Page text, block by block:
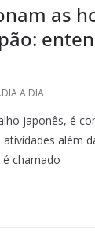
as
DIA A DIA
japonês, é
além
chamado